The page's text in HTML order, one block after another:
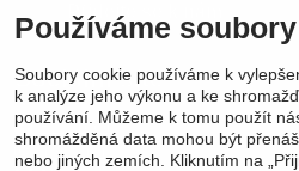
Přidejte se k nám
Sociální sítě
Facebook
Instagram
Používáme
Soubory cookie používáme k
k analýze jeho výkonu a ke
používání. Můžeme k tomu použít
shromážděná data mohou být
nebo jiných zemích. Kliknutím na